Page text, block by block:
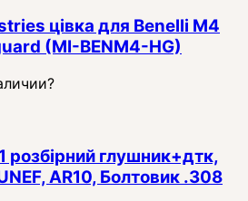
цівка для Benelli M4
(MI-BENM4-HG)
розбірний глушник+дтк,
AR10, Болтовик .308